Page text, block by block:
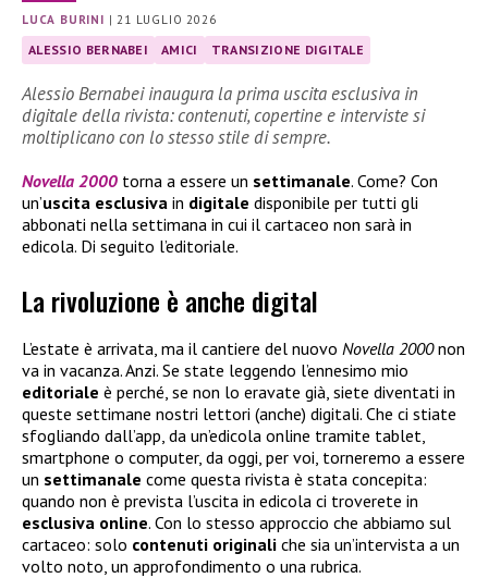
LUCA BURINI | 21 LUGLIO 2026
ALESSIO BERNABEI AMICI TRANSIZIONE DIGITALE
Alessio Bernabei inaugura la prima uscita esclusiva in
digitale della rivista: contenuti, copertine e interviste si
moltiplicano con lo stesso stile di sempre.
Novella 2000 torna a essere un settimanale. Come? Con
un’uscita esclusiva in digitale disponibile per tutti gli
abbonati nella settimana in cui il cartaceo non sarà in
edicola. Di seguito l’editoriale.
La rivoluzione è anche digital
L’estate è arrivata, ma il cantiere del nuovo Novella 2000non
va in vacanza. Anzi. Se state leggendo l’ennesimo mio
editoriale è perché, se non lo eravate già, siete diventati in
queste settimane nostri lettori (anche) digitali. Che ci stiate
sfogliando dall’app, da un’edicola online tramite tablet,
smartphone o computer, da oggi, per voi, torneremo a essere
un settimanale come questa rivista è stata concepita:
quando non è prevista l’uscita in edicola ci troverete in
esclusiva online. Con lo stesso approccio che abbiamo sul
cartaceo: solo contenuti originali che sia un’intervista a un
volto noto, un approfondimento o una rubrica.